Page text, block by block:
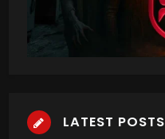
LATEST POSTS